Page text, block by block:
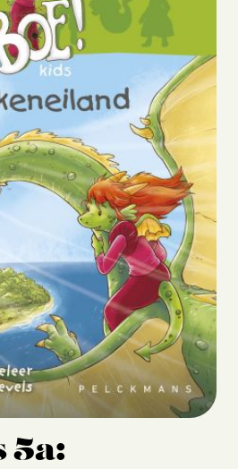
Biografie
Boeken
Strips
Webshop
Lezingen
Blog
Contact
5a: